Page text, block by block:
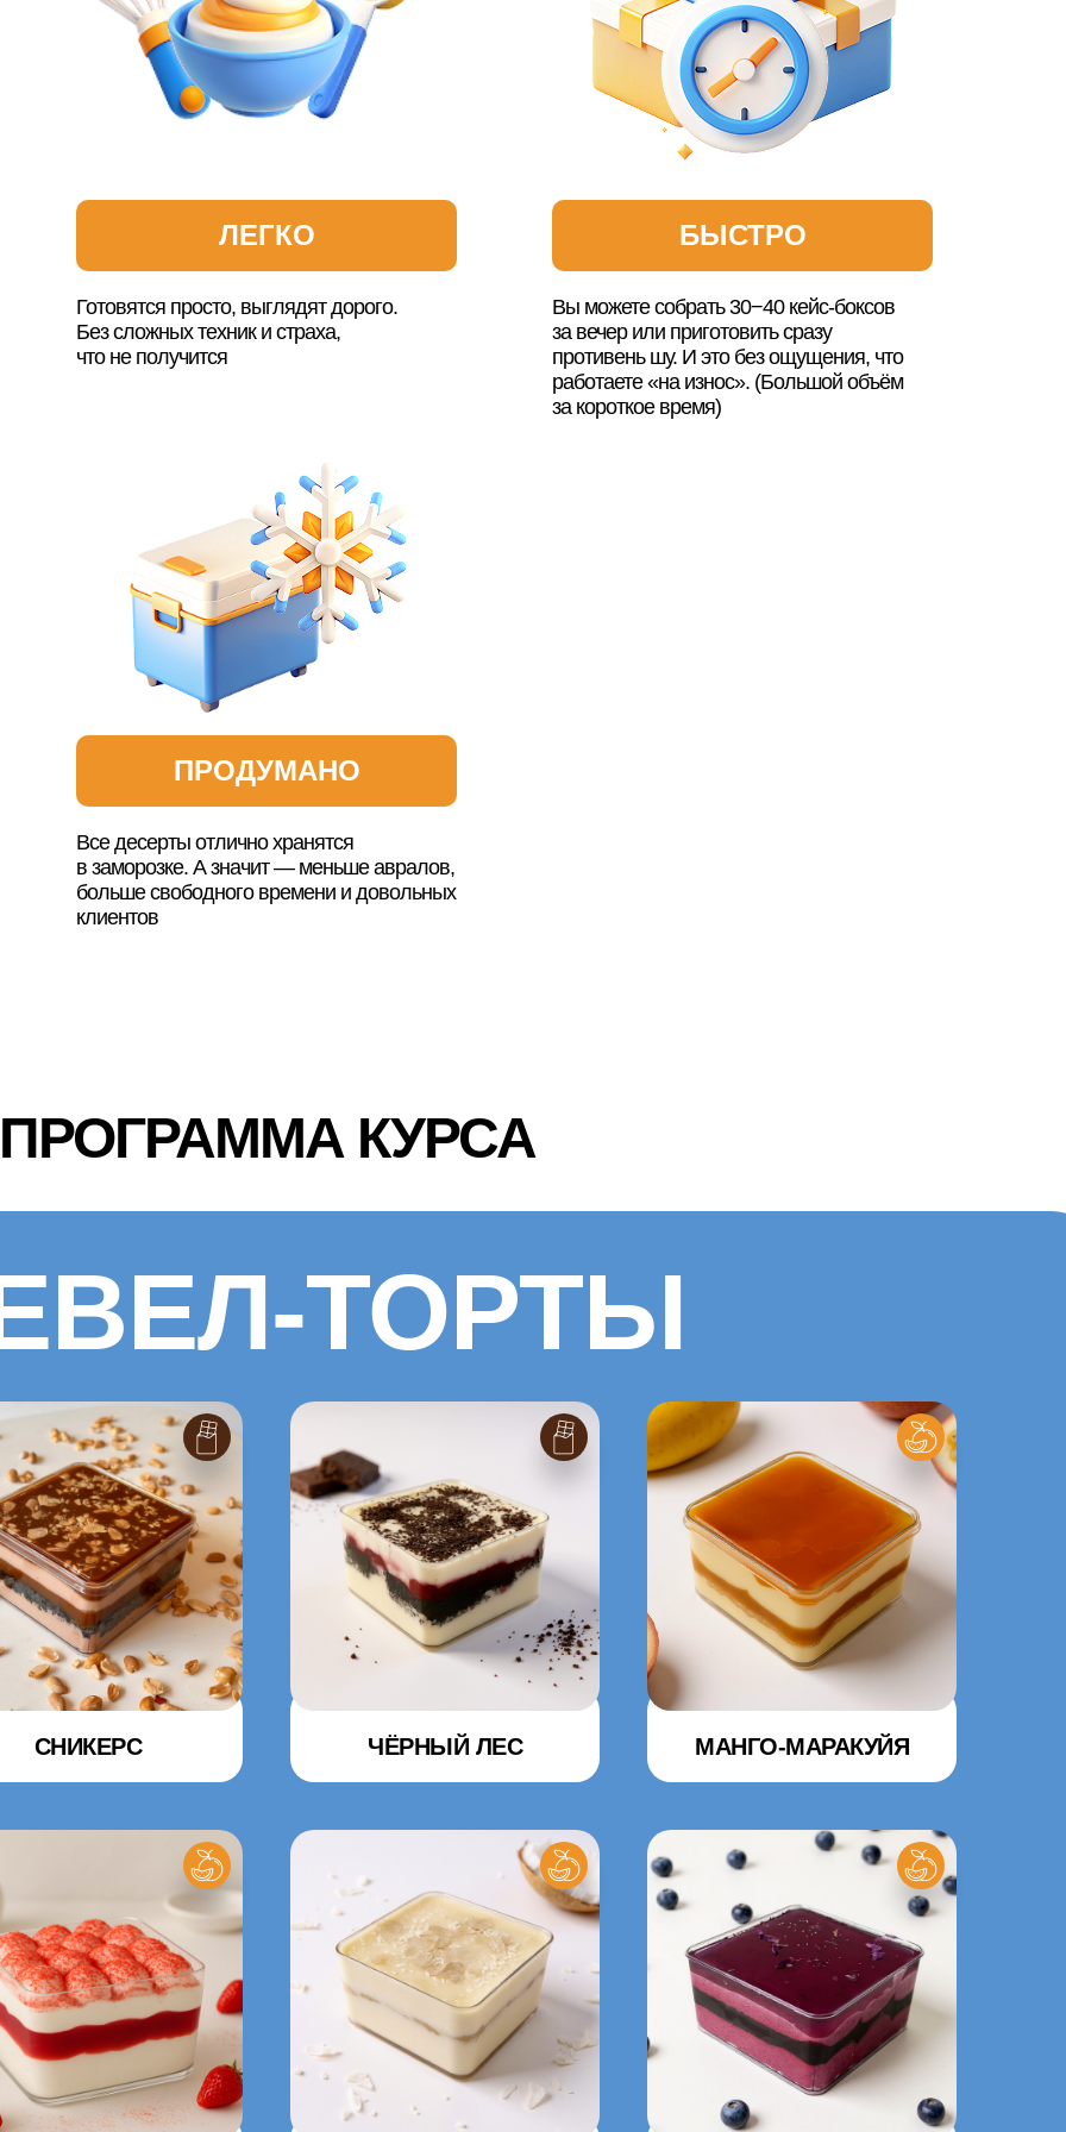
Готовятся просто, выглядят дорого.
Без сложных техник и страха,
что не получится
ЛЕГКО БЫСТРО
Вы можете собрать 30−40 кейс-боксов
за вечер или приготовить сразу
противень шу. И это без ощущения, что
работаете «на износ». (Большой объём
за короткое время)
ПРОДУМАНО
Все десерты отлично хранятся
в заморозке. А значит — меньше авралов,
больше свободного времени и довольных
клиентов
КУРСА
ТОРТЫ
МАНГО-МАРАКУЙЯ
ЧЁРНЫЙ ЛЕС
СНИКЕРС